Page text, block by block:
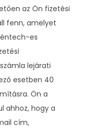
az Ön fizetési
fenn, amelyet
es
lejárati
esetben 40
Ön a
ahhoz, hogy a
cím,